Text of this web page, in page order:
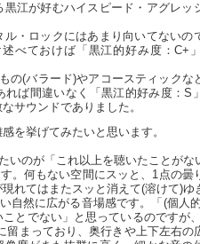
黒江が好むハイスピード・アグレッ
ル・ロックにはあまり向いてないの
べておけば「黒江的好み度：C+
の(バラード)やアコースティックな
れば間違いなく「黒江的好み度：S
サウンドでありました。
を挙げてみたいと思います。
いのが「これ以上を聴いたことが
。何もない空間にスッと、1点の曇
れてはまたスッと消えて(溶けて)ゆ
自然に広がる音場感です。「(個人
とでない」と思っているのですが
留まっており、奥行きや上下左右の